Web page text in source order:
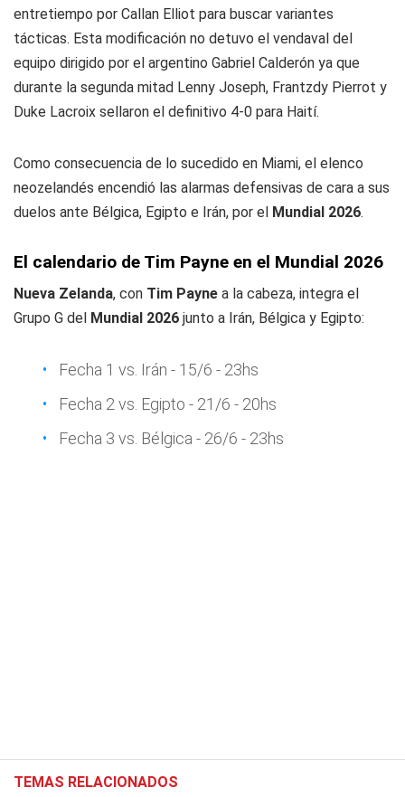
entretiempo por Callan Elliot para buscar variantes
tácticas. Esta modificación no detuvo el vendaval del
equipo dirigido por el argentino Gabriel Calderón ya que
durante la segunda mitad Lenny Joseph, Frantzdy Pierrot y
Duke Lacroix sellaron el definitivo 4-0 para Haití.
Como consecuencia de lo sucedido en Miami, el elenco
neozelandés encendió las alarmas defensivas de cara a sus
duelos ante Bélgica, Egipto e Irán, por el Mundial 2026.
El calendario de Tim Payne en el Mundial 2026
Nueva Zelanda, con Tim Payne a la cabeza, integra el
Grupo G del Mundial 2026 junto a Irán, Bélgica y Egipto:
Fecha 1 vs. Irán - 15/6 - 23hs
Fecha 2 vs. Egipto - 21/6 - 20hs
Fecha 3 vs. Bélgica - 26/6 - 23hs
TEMAS RELACIONADOS